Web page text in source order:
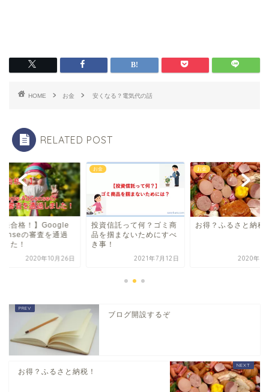
HOME お金 安くなる？電気代の話
RELATED POST
発合格！】Google
の審査を通過
た！
2020年10月26日
お金
投資信託って何？ゴミ商
品を掴まないためにすべ
き事！
2021年7月12日
お金
お得？ふるさと納税
2020年10
ブログ開設するぞ
お得？ふるさと納税！